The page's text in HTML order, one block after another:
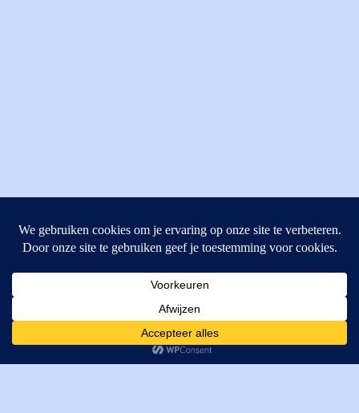
4462GE, Goes
T: +31 (0) 111-484438
M:parts@mitechniek.nl
VAT: NL862802295B01
Cookies helpen ons bij het leveren van onze diensten. Door
gebruik te maken van onze diensten, gaat u akkoord met ons
gebruik van cookies.